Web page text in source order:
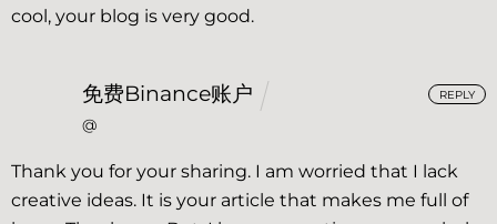
cool, your blog is very good.
免费Binance账户
@
Thank you for your sharing. I am worried that I lack
creative ideas. It is your article that makes me full of
REPLY